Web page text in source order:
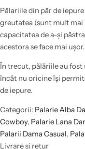
Pălariile din păr de
greutatea (sunt mult mai
capacitatea de a-și
acestora se face mai ușor.
În trecut, pălăriile au
încât nu oricine își
de iepure.
Categorii: Palarie Alba
Cowboy, Palarie Lana
Palarii Dama Casual,
Livrare si retur